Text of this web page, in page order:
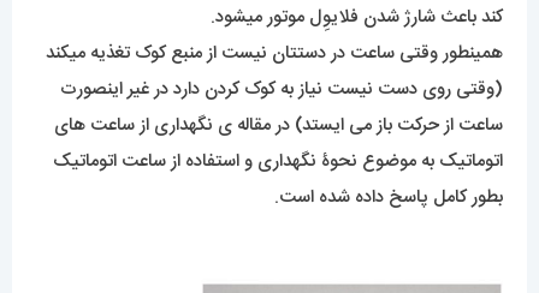
کند باعث شارژ شدن فلایوِل موتور میشود.
همینطور وقتی ساعت در دستتان نیست از منبع کوک تغذیه میکند
(وقتی روی دست نیست نیاز به کوک کردن دارد در غیر اینصورت
ساعت از حرکت باز می ایستد) در مقاله ی نگهداری از ساعت های
اتوماتیک به موضوع نحوۀ نگهداری و استفاده از ساعت اتوماتیک
بطور کامل پاسخ داده شده است.